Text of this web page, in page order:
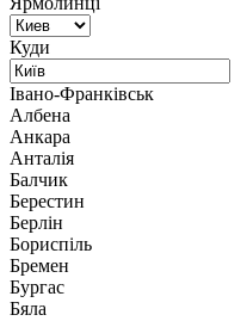
Куди
Івано-Франківськ
Албена
Анкара
Анталія
Балчик
Берестин
Берлін
Бориспіль
Бремен
Бургас
Бяла